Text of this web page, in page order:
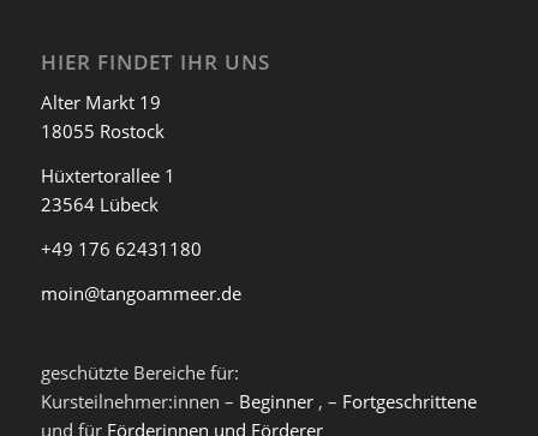
HIER FINDET IHR UNS
Alter Markt 19
18055 Rostock
Hüxtertorallee 1
23564 Lübeck
+49 176 62431180
moin@tangoammeer.de
geschützte Bereiche für:
Kursteilnehmer:innen – Beginner, – Fortgeschrittene
und für Förderinnen und Förderer